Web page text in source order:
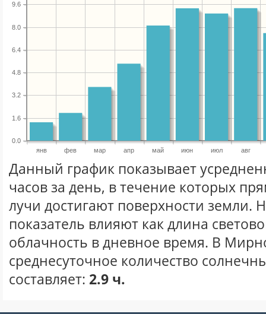
янв фев мар апр май июн июл авг
0.0
1.6
3.2
4.8
6.4
8.0
9.6
Данный график показывает
часов за день, в течение которых
лучи достигают поверхности земли.
показатель влияют как длина
облачность в дневное время. В
среднесуточное количество
составляет: 2.9 ч.